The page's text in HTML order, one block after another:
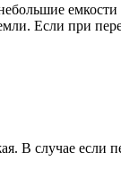
Если при
случае если